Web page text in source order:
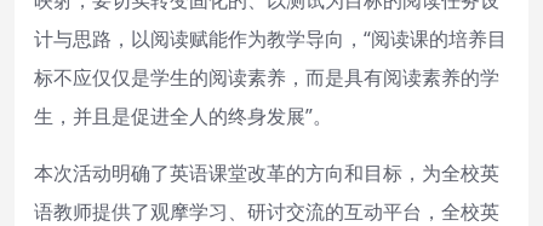
计与思路，以阅读赋能作为教学导向，“阅读课的培养目
标不应仅仅是学生的阅读素养，而是具有阅读素养的学
生，并且是促进全人的终身发展”。
本次活动明确了英语课堂改革的方向和目标，为全校英
语教师提供了观摩学习、研讨交流的互动平台，全校英